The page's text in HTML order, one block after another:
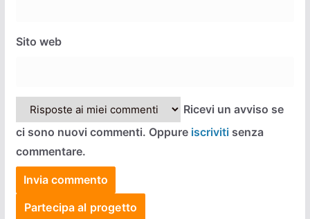
Sito web
Ricevi un avviso se
ci sono nuovi commenti. Oppure iscrivitisenza
commentare.
Partecipa al progetto